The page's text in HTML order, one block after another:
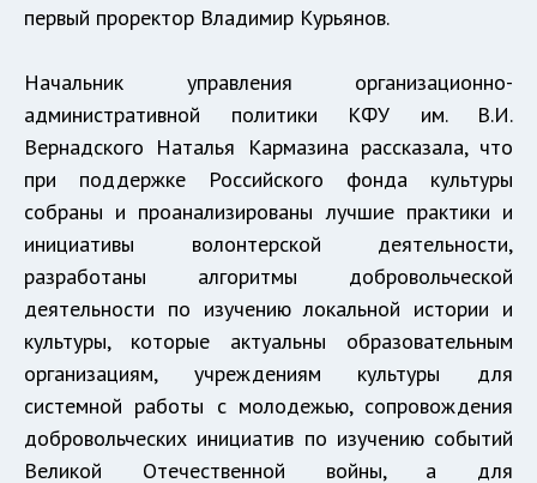
первый проректор Владимир Курьянов.
Начальник управления организационно-
административной политики КФУ им. В.И.
Вернадского Наталья Кармазина рассказала, что
при поддержке Российского фонда культуры
собраны и проанализированы лучшие практики и
инициативы волонтерской деятельности,
разработаны алгоритмы добровольческой
деятельности по изучению локальной истории и
культуры, которые актуальны образовательным
организациям, учреждениям культуры для
системной работы с молодежью, сопровождения
добровольческих инициатив по изучению событий
Великой Отечественной войны, а для